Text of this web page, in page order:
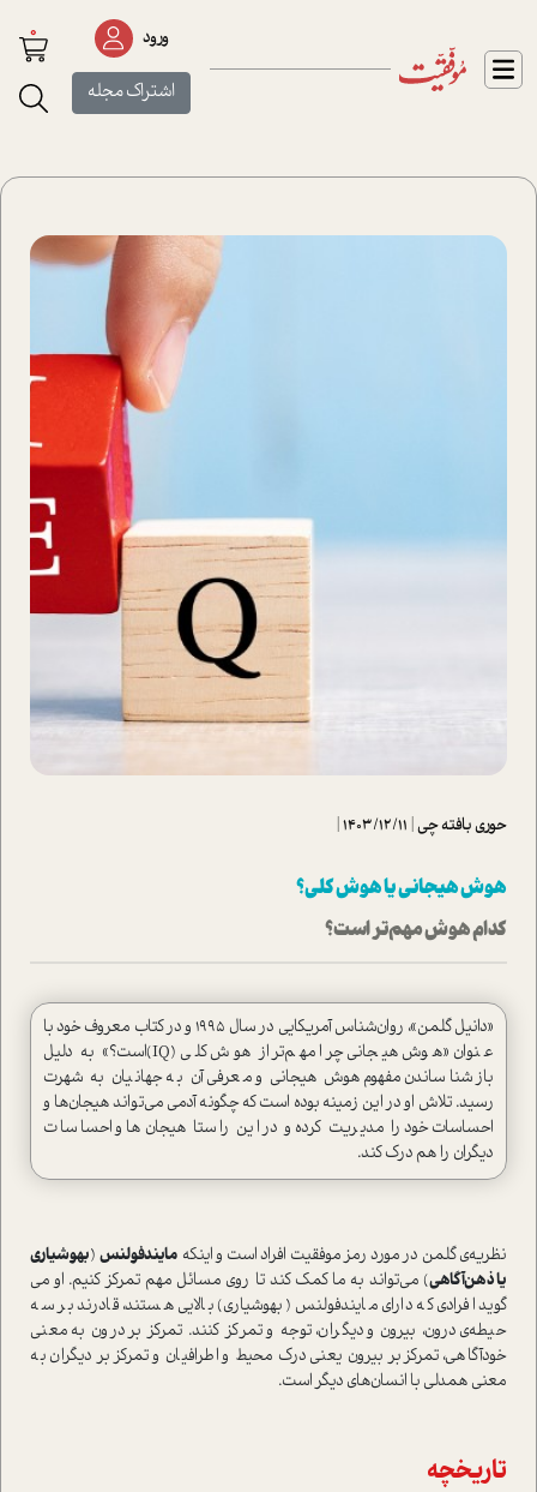
ورود
اشتراک مجله
0
حوری بافته چی|
1403/12/11
|
هوش هیجانی یا هوش کلی؟
کدام هوش مهم‌تر است؟
«دانیل گلمن»، روان‌شناس آمریکایی در سال 1995 و در کتاب معروف خود با
عنوان «هوش هیجانی چرا مهم‌تر از هوش کلی (IQ)است؟» به دلیل
بازشناساندن مفهوم هوش هیجانی و معرفی آن به جهانیان به شهرت
رسید. تلاش او در این زمینه بوده است که چگونه آدمی می‌تواند هیجان‌ها و
احساسات خود را مدیریت کرده و در این راستا هیجان‌ها و احساسات
دیگران را هم درک کند.
نظریه‌ی گلمن در مورد رمز موفقیت افراد است و اینکه مایندفولنس(بهوشیاری
یا ذهن‌آگاهی) می‌تواند به ما کمک کند تا روی مسائل مهم تمرکز کنیم. او می
گوید افرادی که دارای مایندفولنس (بهوشیاری) بالایی هستند، قادرند بر سه
حیطه‌ی درون، بیرون و دیگران، توجه و تمرکز کنند. تمرکز بر درون به معنی
خودآگاهی، تمرکز بر بیرون یعنی درک محیط و اطرافیان و تمرکز بر دیگران به
معنی همدلی با انسان‌های دیگر است.
تاریخچه